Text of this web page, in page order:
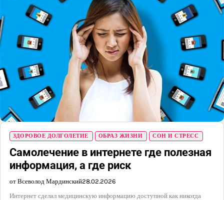
ЗДОРОВОЕ ДОЛГОЛЕТИЕ ОБРАЗ ЖИЗНИ СОН И СТРЕСС
Самолечение в интернете где полезная
информация, а где риск
от Всеволод Мардинский28.02.2026
Интернет сделал медицинскую информацию доступной как никогда